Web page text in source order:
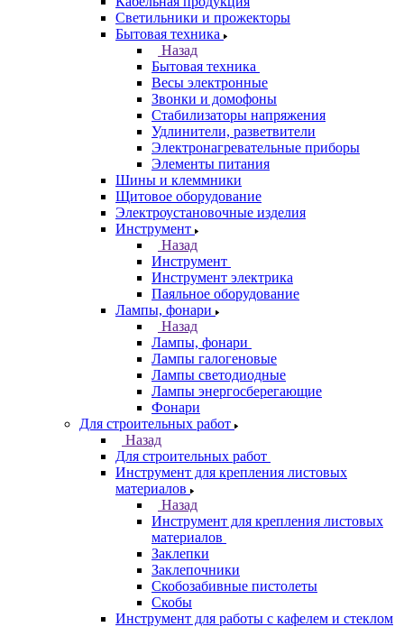
Светильники и прожекторы
Бытовая техника
Назад
Бытовая техника
Весы электронные
Звонки и домофоны
Стабилизаторы напряжения
Удлинители, разветвители
Электронагревательные приборы
Элементы питания
Шины и клеммники
Щитовое оборудование
Электроустановочные изделия
Инструмент
Назад
Инструмент
Инструмент электрика
Паяльное оборудование
Лампы, фонари
Назад
Лампы, фонари
Лампы галогеновые
Лампы светодиодные
Лампы энергосберегающие
Фонари
Для строительных работ
Назад
Для строительных работ
Инструмент для крепления листовых
материалов
Назад
Инструмент для крепления листовых
материалов
Заклепки
Заклепочники
Скобозабивные пистолеты
Скобы
Инструмент для работы с кафелем и стеклом